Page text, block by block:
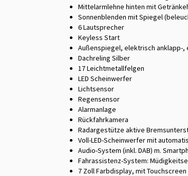
Mittelarmlehne hinten mit
Sonnenblenden mit Spiegel
6 Lautsprecher
Keyless Start
Außenspiegel, elektrisch anklapp-,
Dachreling Silber
17 Leichtmetallfelgen
LED Scheinwerfer
Lichtsensor
Regensensor
Alarmanlage
Rückfahrkamera
Radargestütze aktive
Voll-LED-Scheinwerfer mit
Audio-System (inkl. DAB) m.
Fahrassistenz-System:
7 Zoll Farbdisplay, mit Touchscreen